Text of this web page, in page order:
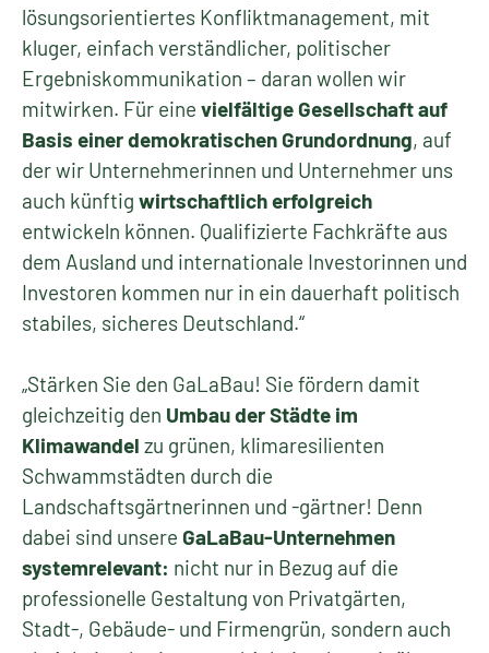
lösungsorientiertes Konfliktmanagement, mit
kluger, einfach verständlicher, politischer
Ergebniskommunikation – daran wollen wir
mitwirken. Für eine vielfältige Gesellschaft auf
Basis einer demokratischen Grundordnung, auf
der wir Unternehmerinnen und Unternehmer uns
auch künftig wirtschaftlich erfolgreich
entwickeln können. Qualifizierte Fachkräfte aus
dem Ausland und internationale Investorinnen und
Investoren kommen nur in ein dauerhaft politisch
stabiles, sicheres Deutschland.“
„Stärken Sie den GaLaBau! Sie fördern damit
gleichzeitig den Umbau der Städte im
Klimawandel zu grünen, klimaresilienten
Schwammstädten durch die
Landschaftsgärtnerinnen und -gärtner! Denn
dabei sind unsere GaLaBau-Unternehmen
systemrelevant: nicht nur in Bezug auf die
professionelle Gestaltung von Privatgärten,
Stadt-, Gebäude- und Firmengrün, sondern auch